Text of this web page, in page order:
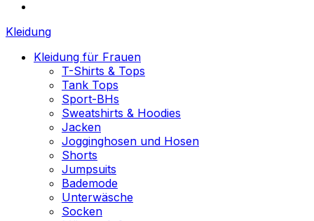
Kleidung
Kleidung für Frauen
T-Shirts & Tops
Tank Tops
Sport-BHs
Sweatshirts & Hoodies
Jacken
Jogginghosen und Hosen
Shorts
Jumpsuits
Bademode
Unterwäsche
Socken